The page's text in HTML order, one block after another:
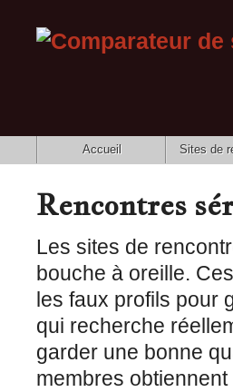
Accueil Sites de
Rencontres
Les sites de
bouche à oreille.
les faux profils pour
qui recherche
garder une bonne
membres